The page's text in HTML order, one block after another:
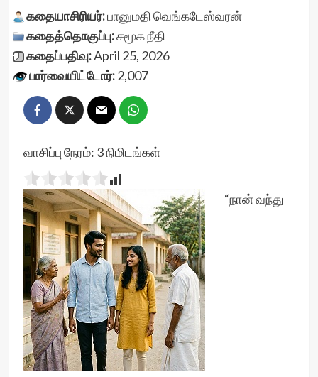
கதையாசிரியர்:பானுமதி வெங்கடேஸ்வரன்
கதைத்தொகுப்பு:சமூக நீதி
கதைப்பதிவு:April 25, 2026
பார்வையிட்டோர்:2,007
வாசிப்பு நேரம்: 3நிமிடங்கள்
“நான் வந்து